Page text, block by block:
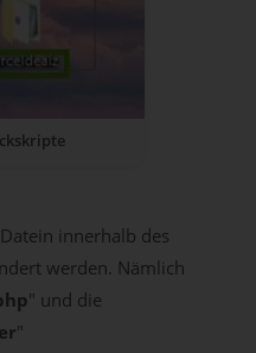
innerhalb des
werden. Nämlich
" und die
"